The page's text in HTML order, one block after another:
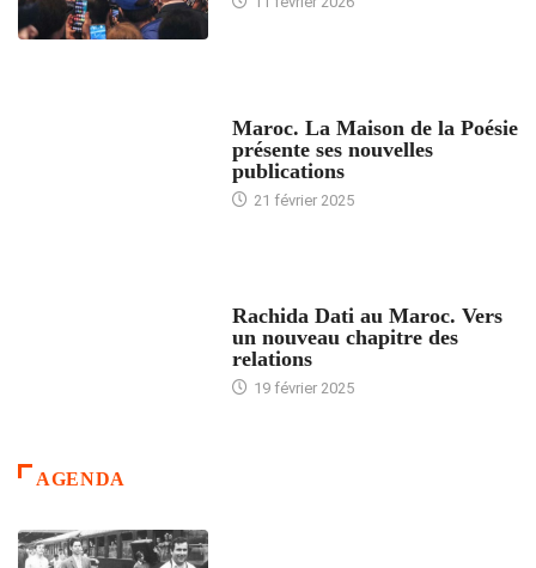
Maroc. La Maison de la Poésie
présente ses nouvelles
publications
21 février 2025
Rachida Dati au Maroc. Vers
un nouveau chapitre des
relations
19 février 2025
AGENDA